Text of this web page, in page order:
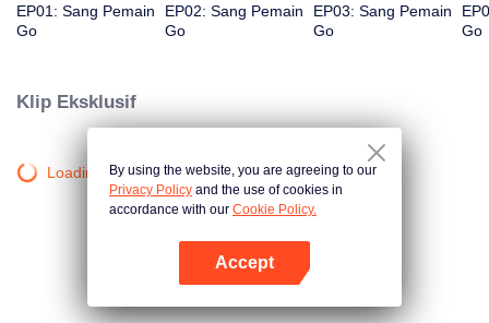
EP01: Sang Pemain
Go
EP02: Sang Pemain
Go
EP03: Sang Pemain
Go
Go
Klip Eksklusif
Loading…By using the website, you are agreeing to our
Privacy Policy and the use of cookies in
accordance with our Cookie Policy.
Accept